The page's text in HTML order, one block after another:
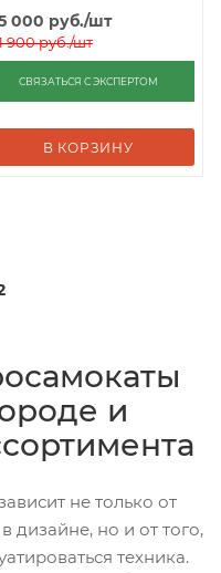
000 руб./шт
900руб./шт
СВЯЗАТЬСЯ С ЭКСПЕРТОМ
В КОРЗИНУ
и
не только от
дизайне, но и от того,
техника.